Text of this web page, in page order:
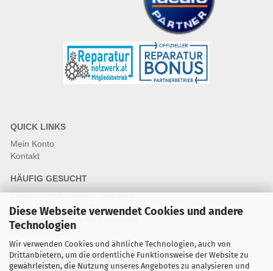
Diese Webseite verwendet Cookies und andere
Technologien
Wir verwenden Cookies und ähnliche Technologien, auch von
Drittanbietern, um die ordentliche Funktionsweise der Website zu
gewährleisten, die Nutzung unseres Angebotes zu analysieren und
QUICK LINKS
Mein Konto
Kontakt
HÄUFIG GESUCHT
Fragen und Antworten Webshop
Fragen & Antworten Reparatur
Qualitätsstandards für Ersatzteile
Reparaturablauf
Vertrag widerrufen